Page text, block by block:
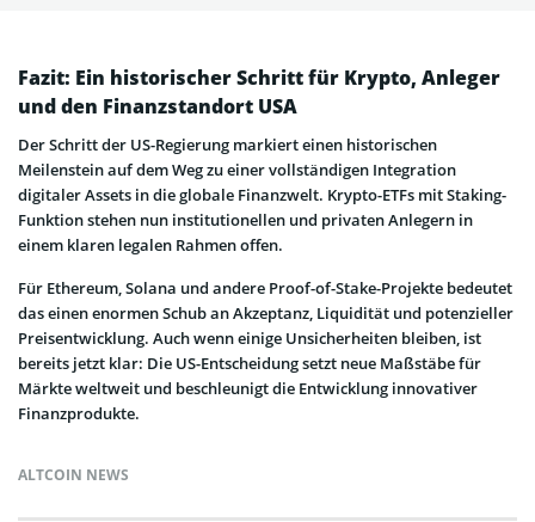
Fazit: Ein historischer Schritt für Krypto, Anleger
und den Finanzstandort USA
Der Schritt der US-Regierung markiert einen historischen
Meilenstein auf dem Weg zu einer vollständigen Integration
digitaler Assets in die globale Finanzwelt. Krypto-ETFs mit Staking-
Funktion stehen nun institutionellen und privaten Anlegern in
einem klaren legalen Rahmen offen.
Für Ethereum, Solana und andere Proof-of-Stake-Projekte bedeutet
das einen enormen Schub an Akzeptanz, Liquidität und potenzieller
Preisentwicklung. Auch wenn einige Unsicherheiten bleiben, ist
bereits jetzt klar: Die US-Entscheidung setzt neue Maßstäbe für
Märkte weltweit und beschleunigt die Entwicklung innovativer
Finanzprodukte.
ALTCOIN NEWS